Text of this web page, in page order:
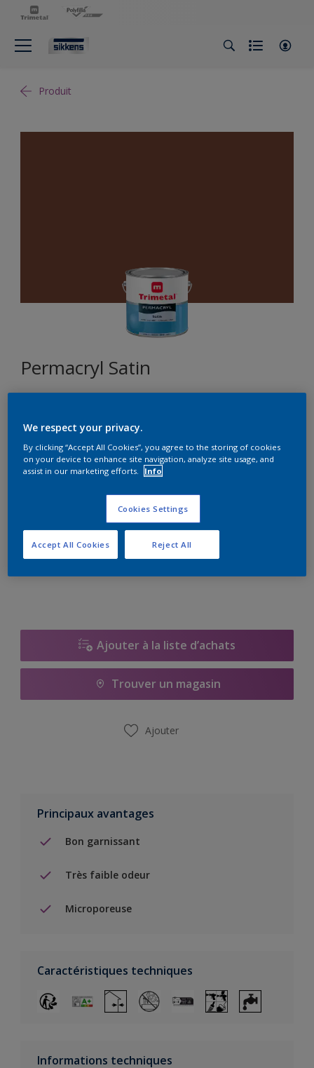
Produit
Permacryl Satin
Format
2,5L
Quantité
Ajouter à la liste d’achats
Trouver un magasin
Ajouter
Principaux avantages
Bon garnissant
Très faible odeur
Microporeuse
Caractéristiques techniques
Informations techniques
We respect your privacy.
By clicking “Accept All Cookies”, you agree to the storing of cookies
on your device to enhance site navigation, analyze site usage, and
assist in our marketing efforts.
Info
Cookies Settings
Reject All
Accept All Cookies